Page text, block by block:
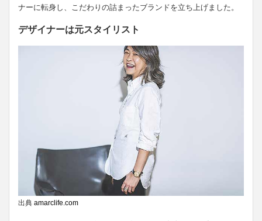
ナーに転身し、こだわりの詰まったブランドを立ち上げました。
デザイナーは元スタイリスト
出典 amarclife.com